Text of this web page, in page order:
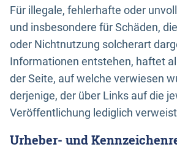
Für illegale, fehlerhafte oder
und insbesondere für Schäden,
oder Nichtnutzung solcherart
Informationen entstehen, haftet
der Seite, auf welche verwiesen
derjenige, der über Links auf die
Veröffentlichung lediglich
Urheber- und